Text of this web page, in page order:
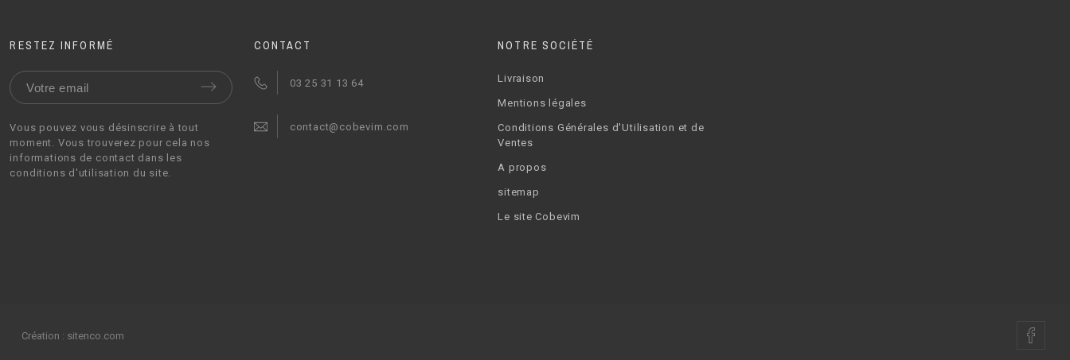
RESTEZ INFORMÉ
Vous pouvez vous désinscrire à tout
moment. Vous trouverez pour cela nos
informations de contact dans les
conditions d'utilisation du site.
CONTACT
03 25 31 13 64
contact@cobevim.com
NOTRE SOCIÉTÉ
Livraison
Mentions légales
Conditions Générales d'Utilisation et de
Ventes
A propos
sitemap
Le site Cobevim
Création : sitenco.com